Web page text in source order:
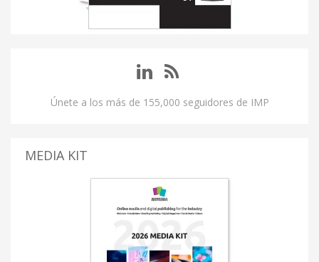
Únete a los más de 155,000 seguidores de IMP
MEDIA KIT